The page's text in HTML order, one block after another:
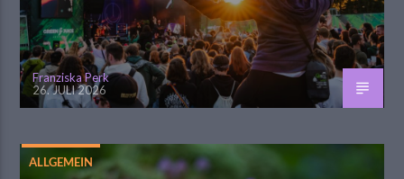
Franziska Perk
26. JULI 2026
ALLGEMEIN